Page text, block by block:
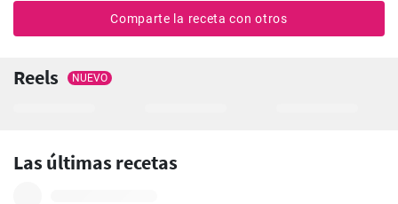
Comparte la receta con otros
Reels NUEVO
Las últimas recetas